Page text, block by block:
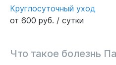
Круглосуточный уход
от 600 руб. / сутки
Что такое болезнь